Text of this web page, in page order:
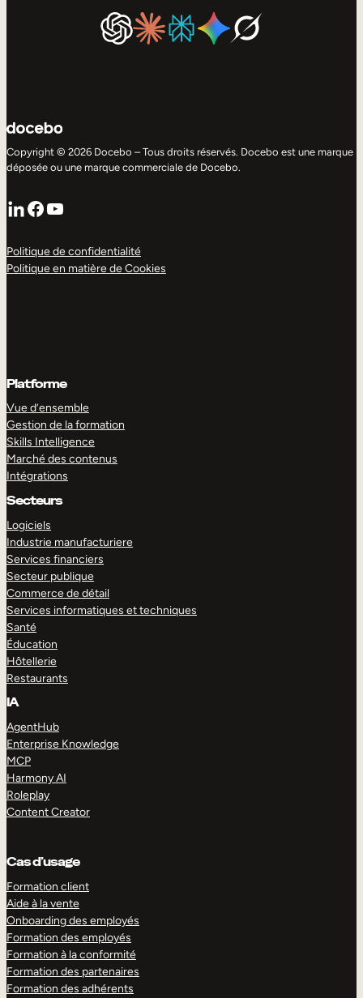
Copyright © 2026 Docebo – Tous droits réservés. Docebo est une marque
déposée ou une marque commerciale de Docebo.
LinkedIn
Facebook
YouTube
Politique de confidentialité
Politique en matière de Cookies
Platforme
Vue d’ensemble
Gestion de la formation
Skills Intelligence
Marché des contenus
Intégrations
Secteurs
Logiciels
Industrie manufacturiere
Services financiers
Secteur publique
Commerce de détail
Services informatiques et techniques
Santé
Éducation
Hôtellerie
Restaurants
IA
AgentHub
Enterprise Knowledge
MCP
Harmony AI
Roleplay
Content Creator
Cas d’usage
Formation client
Aide à la vente
Onboarding des employés
Formation des employés
Formation à la conformité
Formation des partenaires
Formation des adhérents